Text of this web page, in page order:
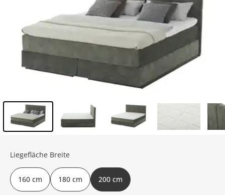
Liegefläche Breite
160 cm 180 cm 200 cm